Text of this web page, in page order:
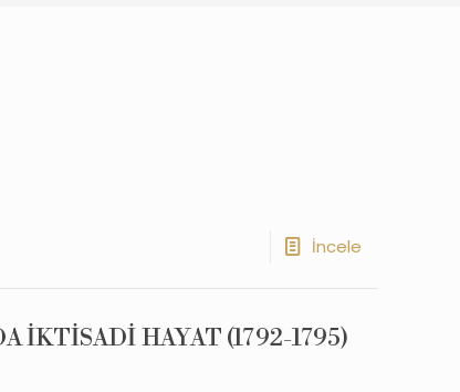
İncele
İKTİSADİ HAYAT (1792-1795)